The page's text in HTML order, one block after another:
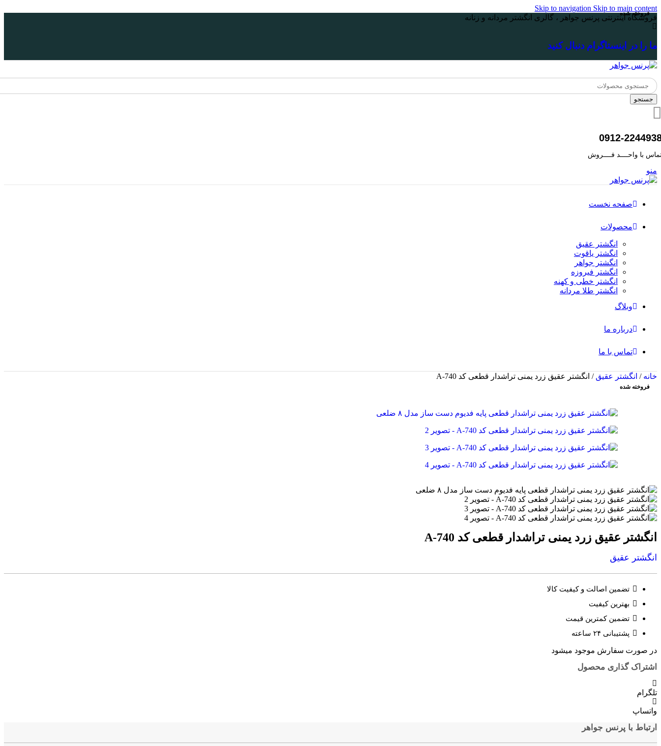
Skip to navigation Skip to main content
فروشگاه اینترنتی پرنس جواهر ، گالری انگشتر مردانه و زنانه
ما را در اینستاگرام دنبال کنید
جستجو
0912-
با واحــــد فــــروش
منو
صفحه نخست
محصولات
انگشتر عقیق
انگشتر یاقوت
انگشتر جواهر
انگشتر فیروزه
انگشتر خطی و کهنه
انگشتر طلا مردانه
وبلاگ
درباره ما
تماس با ما
خانه/ انگشتر عقیق/ انگشتر عقیق زرد یمنی تراشدار قطعی کد A-740
فروخته شده
فروخته شده
انگشتر عقیق زرد یمنی تراشدار قطعی کد A-740
انگشتر عقیق
تضمین اصالت و کیفیت کالا
بهترین کیفیت
تضمین کمترین قیمت
پشتیبانی ۲۴ ساعته
در صورت سفارش موجود میشود
اشتراک گذاری محصول
تلگرام
واتساپ
ارتباط با پرنس جواهر